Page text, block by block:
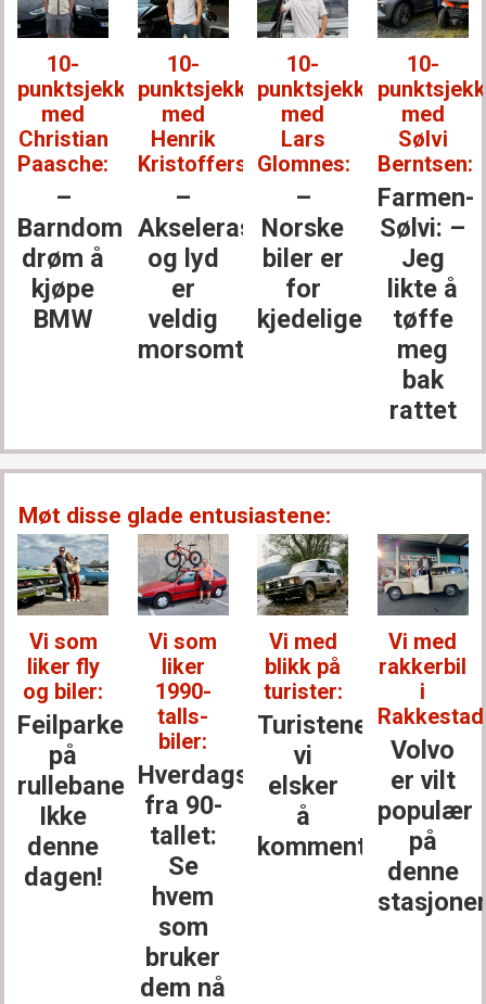
10-
punktsjekken
med
Christian
Paasche:
–
Barndoms­
drøm å
kjøpe
BMW
10-
punktsjekken
med
Henrik
Kristoffersen:
–
Akselerasjon
og lyd
er
veldig
morsomt
10-
punktsjekken
med
Lars
Glomnes:
–
Norske
biler er
for
kjedelige
10-
med
Sølvi
Berntsen:
Farmen-
Sølvi: –
Jeg
likte å
tøffe
meg
bak
rattet
Møt disse glade entusiastene:
Vi som
liker fly
og biler:
Feilparkert
på
rullebanen?
Ikke
denne
dagen!
Vi som
liker
1990-
talls-
biler:
Hverdagsbiler
fra 90-
tallet:
Se
hvem
som
bruker
dem nå
Vi med
blikk på
turister:
Turistene
vi
elsker
å
kommentere
Vi med
rakkerbil
i
Volvo
er vilt
populær
på
denne